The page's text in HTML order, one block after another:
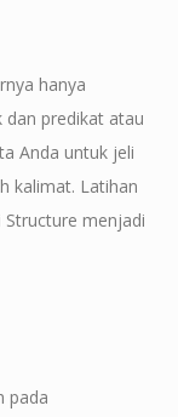
hanya
predikat atau
Anda untuk jeli
kalimat. Latihan
menjadi
pada